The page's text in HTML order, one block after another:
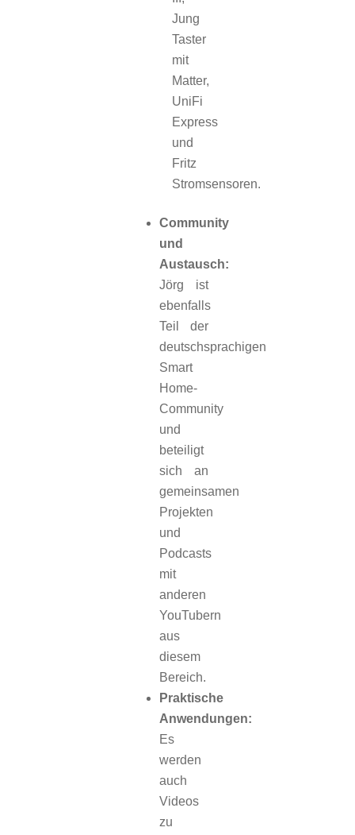
Jung
Taster
mit
Matter,
UniFi
Express
und
Fritz
Stromsensoren.
Community
und
Austausch:
Jörg ist
ebenfalls
Teil der
deutschsprachigen
Smart
Home-
Community
und
beteiligt
sich an
gemeinsamen
Projekten
und
Podcasts
mit
anderen
YouTubern
aus
diesem
Bereich.
Praktische
Anwendungen:
Es
werden
auch
Videos
zu